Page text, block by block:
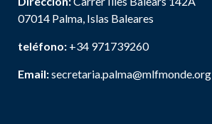
07014 Palma, Islas Baleares
teléfono: +34 971739260
Email:secretaria.palma@mlfmonde.org